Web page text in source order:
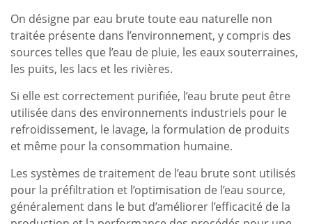
On désigne par eau brute toute eau naturelle non
traitée présente dans l’environnement, y compris des
sources telles que l’eau de pluie, les eaux souterraines,
les puits, les lacs et les rivières.
Si elle est correctement purifiée, l’eau brute peut être
utilisée dans des environnements industriels pour le
refroidissement, le lavage, la formulation de produits
et même pour la consommation humaine.
Les systèmes de traitement de l’eau brute sont utilisés
pour la préfiltration et l’optimisation de l’eau source,
généralement dans le but d’améliorer l’efficacité de la